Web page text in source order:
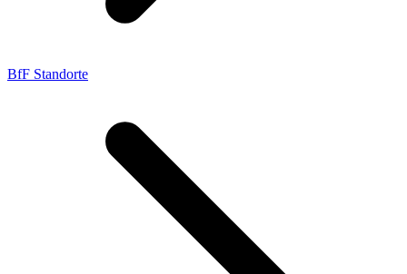
BfF Standorte